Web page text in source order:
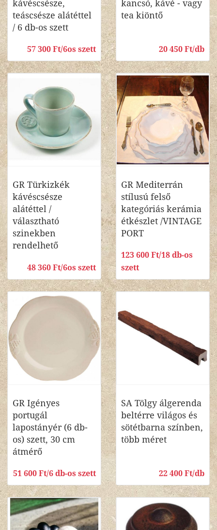
kávéscsésze,
teáscsésze alátéttel
/ 6 db-os szett
57 300 Ft/6os szett
kancsó, kávé - vagy
tea kiöntő
20 450 Ft/db
GR Türkizkék
kávéscsésze
alátéttel /
választható
szinekben
rendelhető
48 360 Ft/6os szett
GR Mediterrán
stílusú felső
kategóriás kerámia
étkészlet /VINTAGE
PORT
123 600 Ft/18 db-os
szett
GR Igényes
portugál
lapostányér (6 db-
os) szett, 30 cm
átmérő
51 600 Ft/6 db-os szett
SA Tölgy álgerenda
beltérre világos és
sötétbarna színben,
több méret
22 400 Ft/db